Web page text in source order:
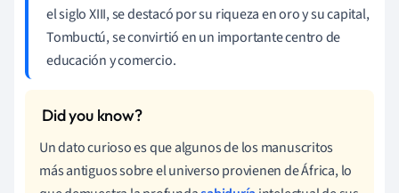
el siglo XIII, se destacó por su riqueza en oro y su capital,
Tombuctú, se convirtió en un importante centro de
educación y comercio.
Un dato curioso es que algunos de los manuscritos
más antiguos sobre el universo provienen de África, lo